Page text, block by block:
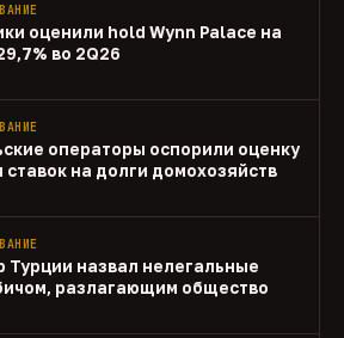
оценили hold Wynn Palace на
во 2Q26
операторы оспорили оценку
ставок на долги домохозяйств
Турции назвал нелегальные
разлагающим общество